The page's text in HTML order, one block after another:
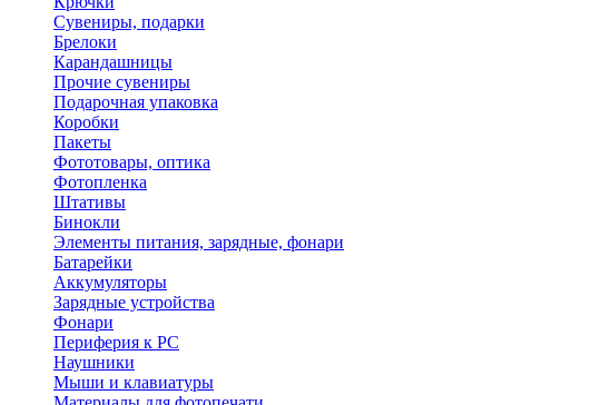
Сувениры, подарки
Брелоки
Карандашницы
Прочие сувениры
Подарочная упаковка
Коробки
Пакеты
Фототовары, оптика
Фотопленка
Штативы
Бинокли
Элементы питания, зарядные, фонари
Батарейки
Аккумуляторы
Зарядные устройства
Фонари
Периферия к PC
Наушники
Мыши и клавиатуры